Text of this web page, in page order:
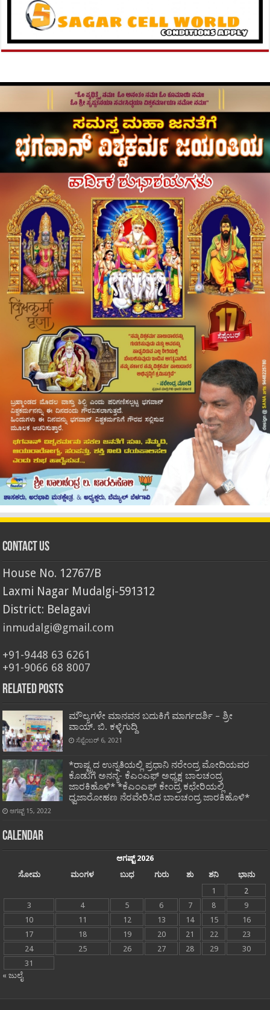
Contact Us
House No. 12767/B
Laxmi Nagar Mudalgi-591312
District: Belagavi
inmudalgi@gmail.com
+91-9448 63 6261
+91-9066 68 8007
Related Posts
ಮೌಲ್ಯಗಳೇ ಮಾನವನ ಬದುಕಿಗೆ ಮಾರ್ಗದರ್ಶಿ – ಶ್ರೀ
ವಾಯ್. ಬಿ. ಕಳ್ಳಿಗುದ್ದಿ
ಸೆಪ್ಟೆಂಬರ್ 6, 2021
*ರಾಷ್ಟ್ರದ ಉನ್ನತಿಯಲ್ಲಿ ಪ್ರಧಾನಿ ನರೇಂದ್ರ ಮೋದಿಯವರ
ಕೊಡುಗೆ ಅನನ್ಯ- ಕೆಎಂಎಫ್ ಅಧ್ಯಕ್ಷ ಬಾಲಚಂದ್ರ
ಜಾರಕಿಹೊಳಿ* *ಕೆಎಂಎಫ್ ಕೇಂದ್ರ ಕಛೇರಿಯಲ್ಲಿ
ಧ್ವಜಾರೋಹಣ ನೆರವೇರಿಸಿದ ಬಾಲಚಂದ್ರ ಜಾರಕಿಹೊಳಿ*
ಆಗಷ್ಟ್ 15, 2022
Calendar
ಆಗಷ್ಟ್ 2026
ಸೋಮ
ಮಂಗಳ ಬುಧ ಗುರು ಶು ಶನಿ
ಭಾನು
1
2
3
4 5 6 7 8
9
10
11 12 13 14 15
16
17
18 19 20 21 22
23
24
25 26 27 28 29
30
31
« ಜುಲೈ